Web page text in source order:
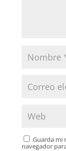
Guarda mi
navegador